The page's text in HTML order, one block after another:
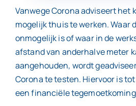
Contact
Vanwege Corona adviseert het
mogelijk thuis te werken. Waar
onmogelijk is of waar in de
afstand van anderhalve meter
aangehouden, wordt
Corona te testen. Hiervoor is
een financiële